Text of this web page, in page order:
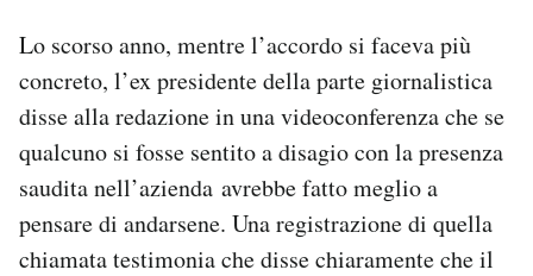
Lo scorso anno, mentre l’accordo si faceva più
concreto, l’ex presidente della parte giornalistica
disse alla redazione in una videoconferenza che se
qualcuno si fosse sentito a disagio con la presenza
saudita nell’azienda avrebbe fatto meglio a
pensare di andarsene. Una registrazione di quella
chiamata testimonia che disse chiaramente che il